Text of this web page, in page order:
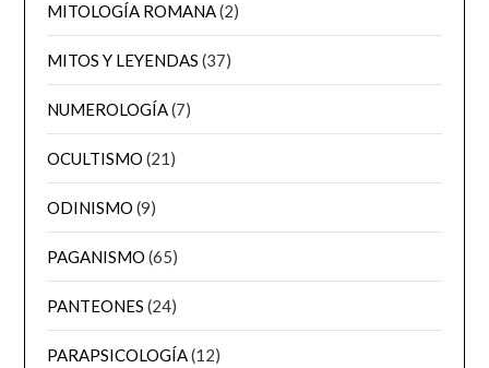
MITOLOGÍA ROMANA(2)
MITOS Y LEYENDAS (37)
NUMEROLOGÍA(7)
OCULTISMO (21)
ODINISMO (9)
PAGANISMO (65)
PANTEONES (24)
PARAPSICOLOGÍA(12)